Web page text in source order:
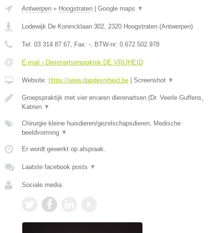
Antwerpen » Hoogstraten Google maps ▼
Lodewijk De Konincklaan 302 2320 Hoogstraten (Antwerpen)
Tel: 03 314 87 67 , Fax: - , BTW-nr: 0.672.502.978
E-mail › Dierenartsenpraktijk DE VRIJHEID
Website: https://www.dapdevrijheid.be Screenshot ▼
Groepspraktijk met vier ervaren dierenartsen (Dr. Veerle Guffens,
Katrien ▼
Chirurgie kleine huisdieren/gezelschapsdieren, Medische
beeldvorming ▼
Er wordt gewerkt op afspraak.
Laatste facebook posts ▼
Sociale media: